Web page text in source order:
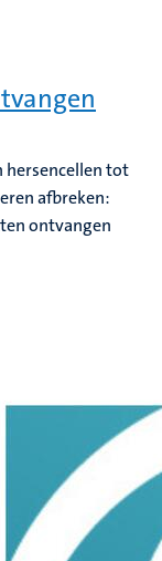
hersencellen tot
afbreken:
ontvangen